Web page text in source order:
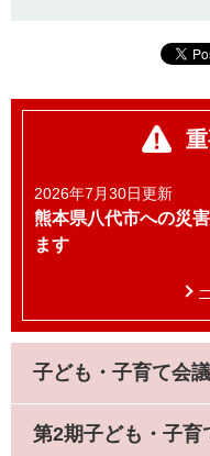
2026年7月30日更新
熊本県八代市への災
ます
子ども・子育て会議
第2期子ども・子育